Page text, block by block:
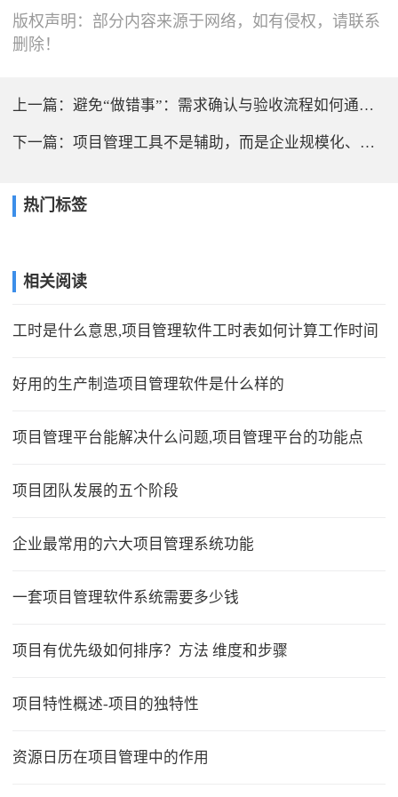
版权声明：部分内容来源于网络，如有侵权，请联系
删除！
上一篇：避免“做错事”：需求确认与验收流程如何通过系统固化？
下一篇：项目管理工具不是辅助，而是企业规模化、标准化运营的基石
热门标签
相关阅读
工时是什么意思,项目管理软件工时表如何计算工作时间
好用的生产制造项目管理软件是什么样的
项目管理平台能解决什么问题,项目管理平台的功能点
项目团队发展的五个阶段
企业最常用的六大项目管理系统功能
一套项目管理软件系统需要多少钱
项目有优先级如何排序？方法 维度和步骤
项目特性概述-项目的独特性
资源日历在项目管理中的作用